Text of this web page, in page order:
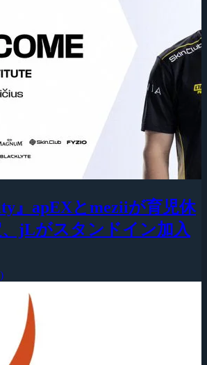
』apEXとmeziiが育児休
jLがスタンドイン加入